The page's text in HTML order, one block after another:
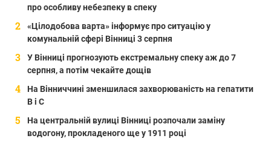
про особливу небезпеку в спеку
«Цілодобова варта» інформує про ситуацію у
комунальній сфері Вінниці 3 серпня
У Вінниці прогнозують екстремальну спеку аж до 7
серпня, а потім чекайте дощів
На Вінниччині зменшилася захворюваність на гепатити
В і С
На центральній вулиці Вінниці розпочали заміну
водогону, прокладеного ще у 1911 році